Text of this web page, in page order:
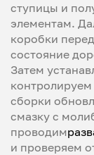
ступицы и
элементам.
коробки
состояние
Затем
сборки
смазку с
проводим
и проверяем